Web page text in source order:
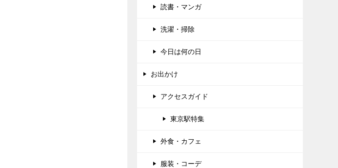
読書・マンガ
洗濯・掃除
今日は何の日
お出かけ
アクセスガイド
東京駅特集
外食・カフェ
服装・コーデ